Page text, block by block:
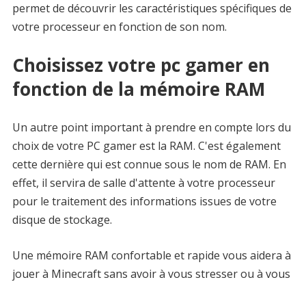
permet de découvrir les caractéristiques spécifiques de
votre processeur en fonction de son nom.
Choisissez votre pc gamer en
fonction de la mémoire RAM
Un autre point important à prendre en compte lors du
choix de votre PC gamer est la RAM. C'est également
cette dernière qui est connue sous le nom de RAM. En
effet, il servira de salle d'attente à votre processeur
pour le traitement des informations issues de votre
disque de stockage.
Une mémoire RAM confortable et rapide vous aidera à
jouer à Minecraft sans avoir à vous stresser ou à vous